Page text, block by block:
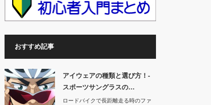
おすすめ記事
アイウェアの種類と選び方！-
スポーツサングラスの…
ロードバイクで長距離走る時のファ